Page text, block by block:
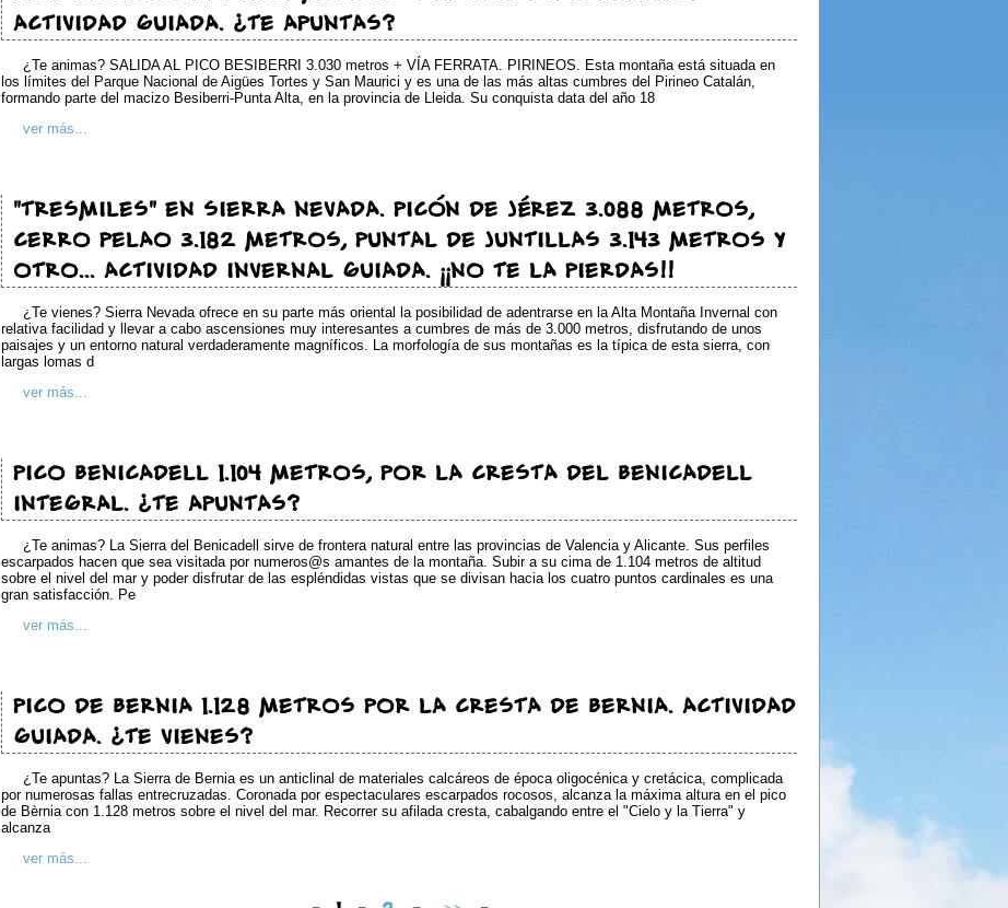
ACTIVIDAD GUIADA. ¿TE APUNTAS?
¿Te animas? SALIDA AL PICO BESIBERRI 3.030 metros + VÍA FERRATA. PIRINEOS. Esta montaña está situada en
los límites del Parque Nacional de Aigües Tortes y San Maurici y es una de las más altas cumbres del Pirineo Catalán,
formando parte del macizo Besiberri-Punta Alta, en la provincia de Lleida. Su conquista data del año 18
ver más...
"TRESMILES" EN SIERRA NEVADA. PICÓN DE JÉREZ 3.088 METROS,
CERRO PELAO 3.182 METROS, PUNTAL DE JUNTILLAS 3.143 METROS Y
OTRO... ACTIVIDAD INVERNAL GUIADA. ¡¡NO TE LA PIERDAS!!
¿Te vienes? Sierra Nevada ofrece en su parte más oriental la posibilidad de adentrarse en la Alta Montaña Invernal con
relativa facilidad y llevar a cabo ascensiones muy interesantes a cumbres de más de 3.000 metros, disfrutando de unos
paisajes y un entorno natural verdaderamente magníficos. La morfología de sus montañas es la típica de esta sierra, con
largas lomas d
ver más...
PICO BENICADELL 1.104 METROS, POR LA CRESTA DEL BENICADELL
INTEGRAL. ¿TE APUNTAS?
¿Te animas? La Sierra del Benicadell sirve de frontera natural entre las provincias de Valencia y Alicante. Sus perfiles
escarpados hacen que sea visitada por numeros@s amantes de la montaña. Subir a su cima de 1.104 metros de altitud
sobre el nivel del mar y poder disfrutar de las espléndidas vistas que se divisan hacia los cuatro puntos cardinales es una
gran satisfacción. Pe
ver más...
PICO DE BERNIA 1.128 METROS POR LA CRESTA DE BERNIA. ACTIVIDAD
GUIADA. ¿TE VIENES?
¿Te apuntas? La Sierra de Bernia es un anticlinal de materiales calcáreos de época oligocénica y cretácica, complicada
por numerosas fallas entrecruzadas. Coronada por espectaculares escarpados rocosos, alcanza la máxima altura en el pico
de Bèrnia con 1.128 metros sobre el nivel del mar. Recorrer su afilada cresta, cabalgando entre el "Cielo y la Tierra" y
alcanza
ver más...